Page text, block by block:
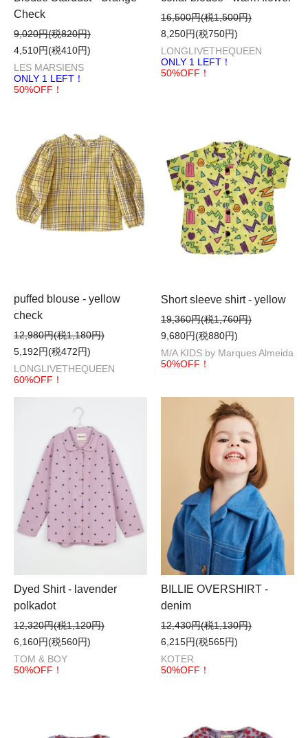
Check
9,020円(税820円)
4,510円(税410円)
LES MARSIENS
ONLY 1 LEFT！
50%OFF！
16,500円(税1,500円)
8,250円(税750円)
LONGLIVETHEQUEEN
ONLY 1 LEFT！
50%OFF！
puffed blouse - yellow
check
12,980円(税1,180円)
5,192円(税472円)
LONGLIVETHEQUEEN
60%OFF！
Short sleeve shirt - yellow
19,360円(税1,760円)
9,680円(税880円)
M/A KIDS by Marques Almeida
50%OFF！
Dyed Shirt - lavender
polkadot
12,320円(税1,120円)
6,160円(税560円)
TOM & BOY
50%OFF！
BILLIE OVERSHIRT -
denim
12,430円(税1,130円)
6,215円(税565円)
KOTER
50%OFF！